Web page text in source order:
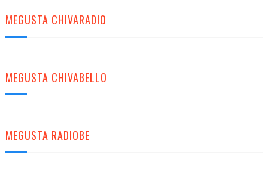
MEGUSTA CHIVARADIO
MEGUSTA CHIVABELLO
MEGUSTA RADIOBE